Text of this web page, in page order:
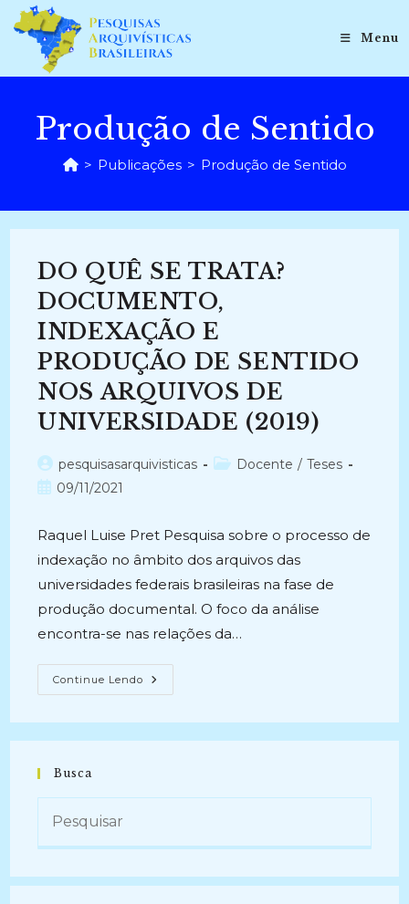
para
conteúdo
Menu
Produção de Sentido
> Publicações > Produção de Sentido
DO QUÊ SE TRATA?
DOCUMENTO,
INDEXAÇÃO E
PRODUÇÃO DE SENTIDO
NOS ARQUIVOS DE
UNIVERSIDADE (2019)
Autor
do
pesquisasarquivisticas
Categoria
Docente / Teses
Post09/11/2021
Raquel Luise Pret Pesquisa sobre o processo de
indexação no âmbito dos arquivos das
universidades federais brasileiras na fase de
produção documental. O foco da análise
encontra-se nas relações da…
Continue Lendo DO
QUÊ
INDEXAÇÃO
SENTIDO
UNIVERSIDADE
Busca